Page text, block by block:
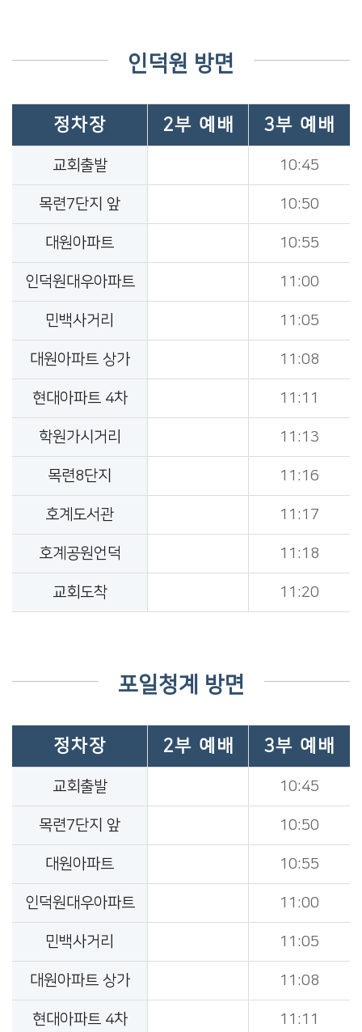
인덕원 방면
정차장 2부 예배 3부 예배
교회출발 10:45
목련7단지 앞 10:50
대원아파트 10:55
인덕원대우아파트 11:00
민백사거리 11:05
대원아파트 상가 11:08
현대아파트 4차 11:11
학원가시거리 11:13
목련8단지 11:16
호계도서관 11:17
호계공원언덕 11:18
교회도착 11:20
포일청계 방면
정차장 2부 예배 3부 예배
교회출발 10:45
목련7단지 앞 10:50
대원아파트 10:55
인덕원대우아파트 11:00
민백사거리 11:05
대원아파트 상가 11:08
현대아파트 4차 11:11